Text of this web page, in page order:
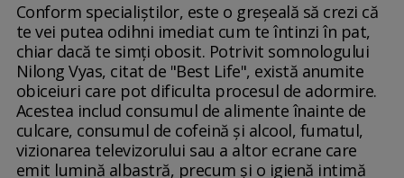
Conform specialiștilor, este o greșeală să crezi că
te vei putea odihni imediat cum te întinzi în pat,
chiar dacă te simți obosit. Potrivit somnologului
Nilong Vyas, citat de "Best Life", există anumite
obiceiuri care pot dificulta procesul de adormire.
Acestea includ consumul de alimente înainte de
culcare, consumul de cofeină și alcool, fumatul,
vizionarea televizorului sau a altor ecrane care
emit lumină albastră, precum și o igienă intimă